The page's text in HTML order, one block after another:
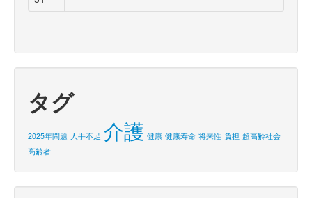
タグ
2025年問題 人手不足 介護 健康 健康寿命 将来性 負担 超高齢社会
高齢者